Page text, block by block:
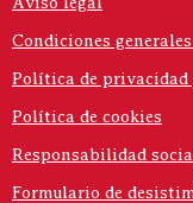
Condiciones
Política de privacidad
Política de cookies
Responsabilidad
Formulario de